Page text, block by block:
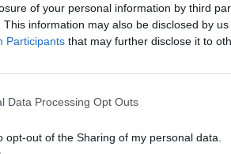
of your personal information by third
This information may also be disclosed by
Participants that may further disclose it to
Data Processing Opt Outs
opt-out of the Sharing of my personal data.
en elJournal of the American Heart
un ataque al corazón.Veamos
.